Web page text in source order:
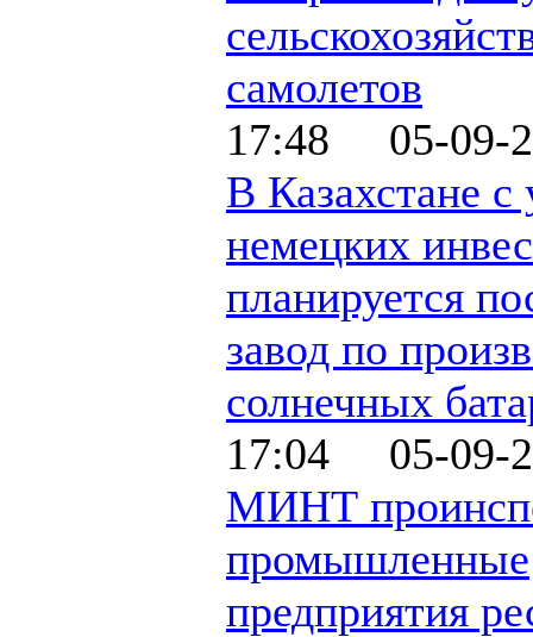
самолетов
17:48 05-09-
В Казахстане с
немецких
планируется
завод по
солнечных
17:04 05-09-
МИНТ
промышленные
предприятия